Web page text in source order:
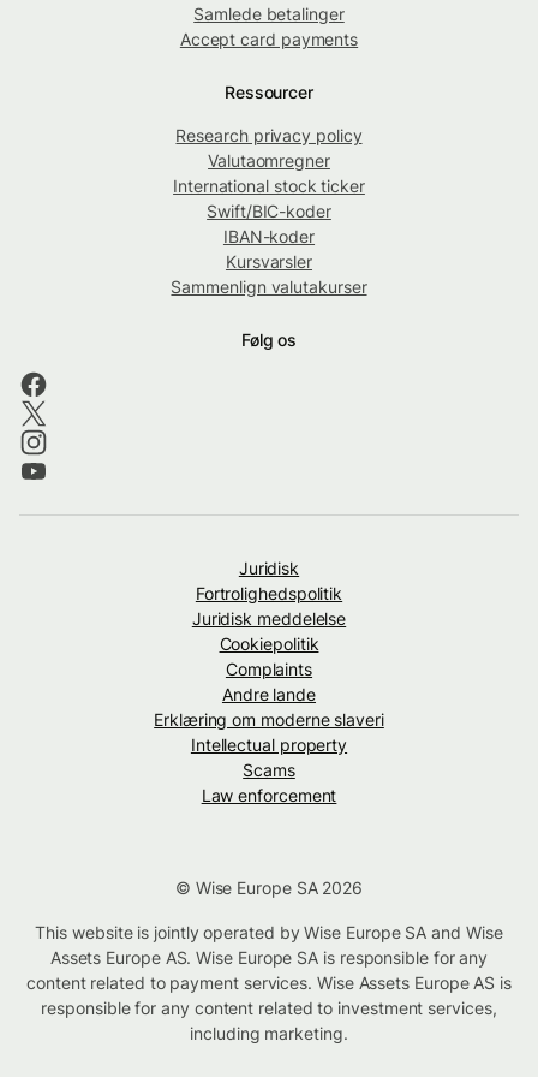
Samlede betalinger
Accept card payments
Ressourcer
Research privacy policy
Valutaomregner
International stock ticker
Swift/BIC-koder
IBAN-koder
Kursvarsler
Sammenlign valutakurser
Følg os
Juridisk
Fortrolighedspolitik
Juridisk meddelelse
Cookiepolitik
Complaints
Andre lande
Erklæring om moderne slaveri
Intellectual property
Scams
Law enforcement
© Wise Europe SA 2026
This website is jointly operated by Wise Europe SA and Wise
Assets Europe AS. Wise Europe SA is responsible for any
content related to payment services. Wise Assets Europe AS is
responsible for any content related to investment services,
including marketing.